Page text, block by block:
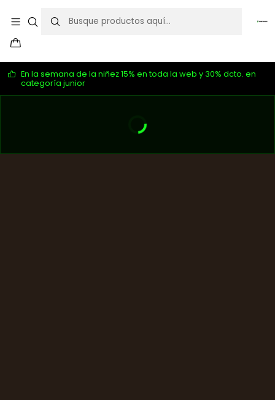
En la semana de la niñez 15% en toda la web y 30% dcto. en
categoría junior